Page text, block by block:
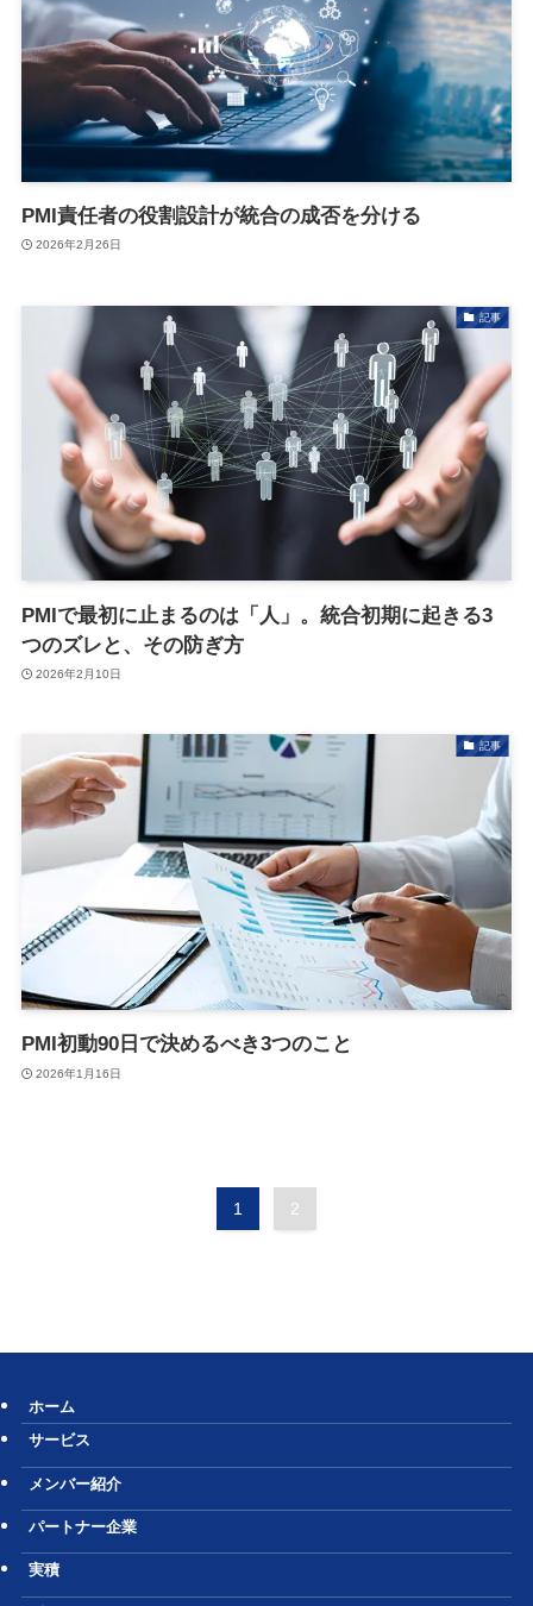
PMI責任者の役割設計が統合の成否を分ける
2026年2月26日
記事
PMIで最初に止まるのは「人」。統合初期に起きる3
つのズレと、その防ぎ方
2026年2月10日
記事
PMI初動90日で決めるべき3つのこと
2026年1月16日
1 2
ホーム
サービス
メンバー紹介
パートナー企業
実積